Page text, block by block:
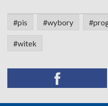
#pis #wybory
#witek